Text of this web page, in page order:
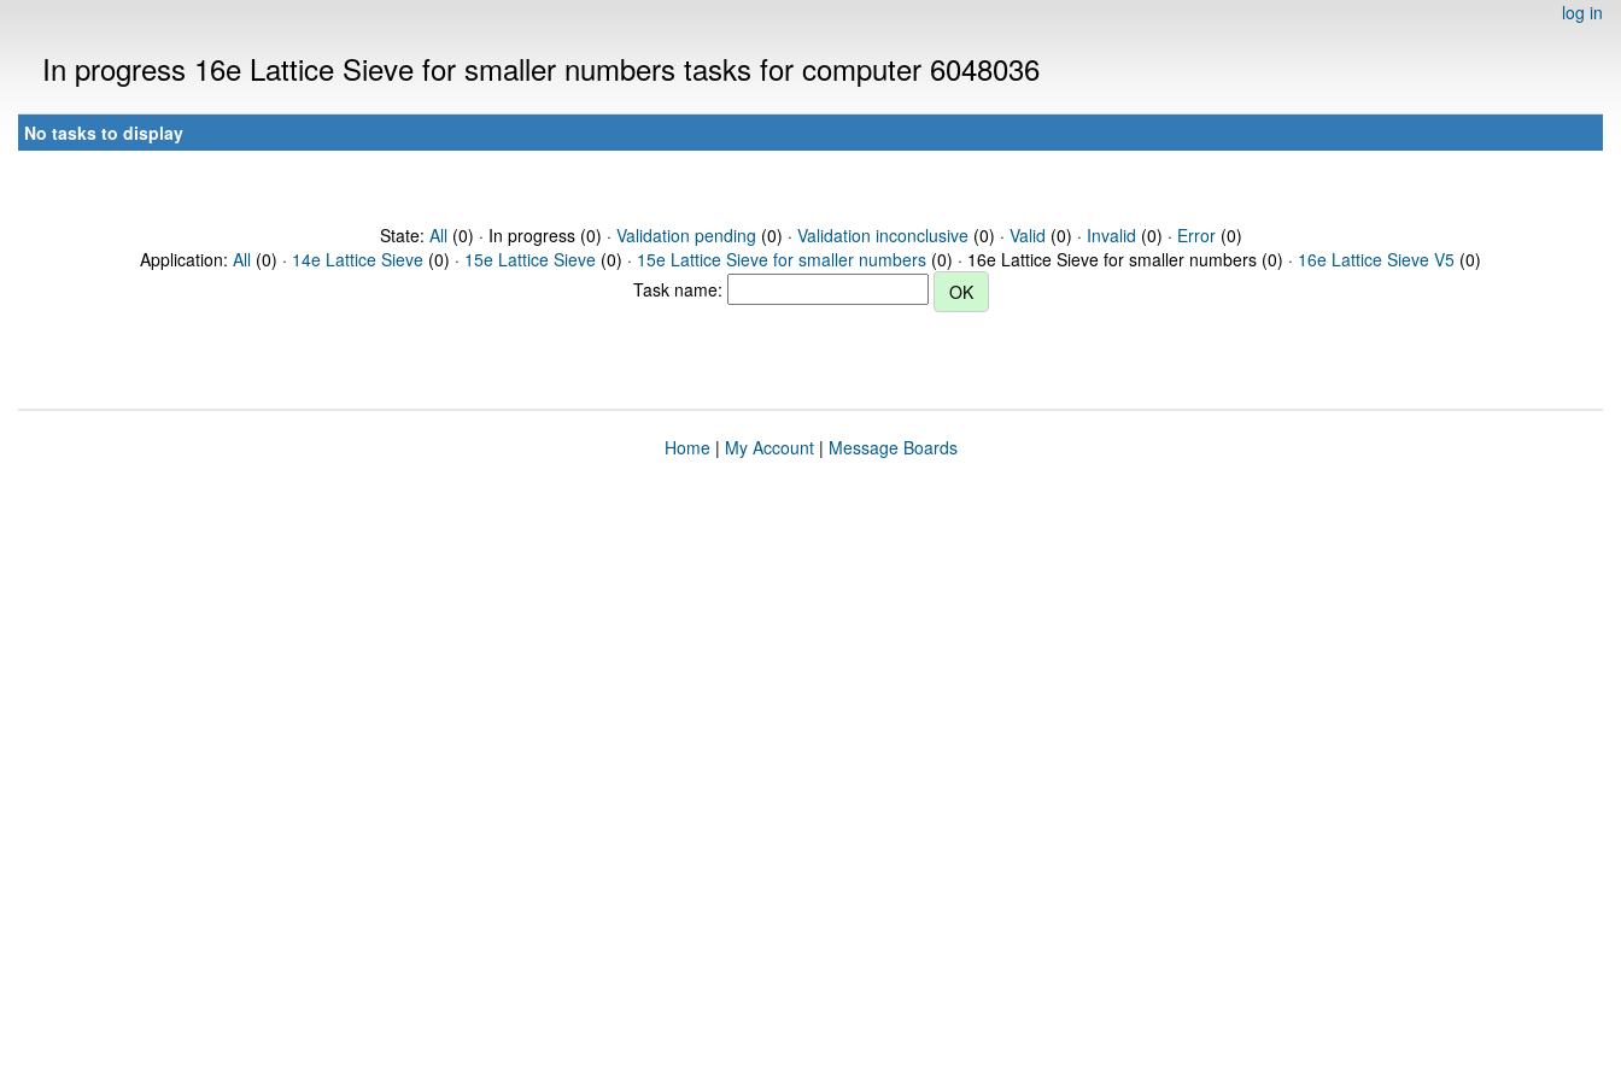
log in
In progress 16e Lattice Sieve for smaller numbers tasks for computer 6048036
No tasks to display
State: All(0) · In progress (0) · Validation pending (0) · Validation inconclusive(0) · Valid (0) · Invalid (0) · Error(0)
Application: All (0) · 14e Lattice Sieve (0) · 15e Lattice Sieve (0) · 15e Lattice Sieve for smaller numbers (0) · 16e Lattice Sieve for smaller numbers (0) · 16e Lattice Sieve V5 (0)
Task name:
Home| My Account| Message Boards